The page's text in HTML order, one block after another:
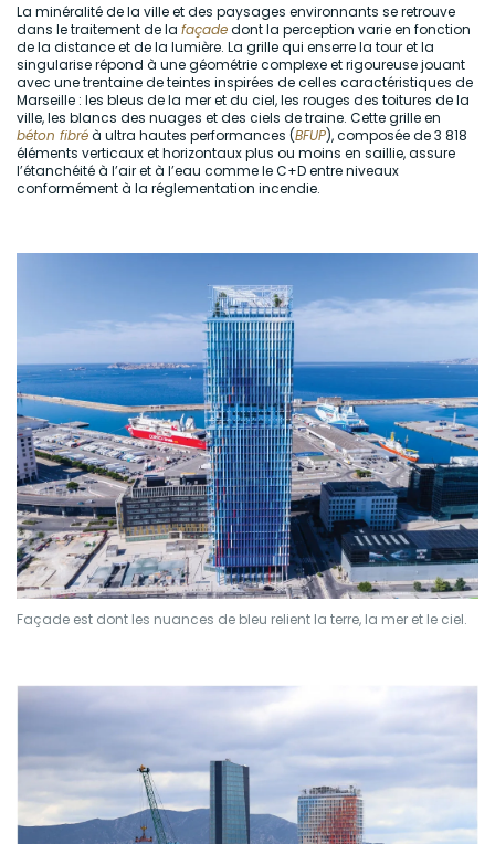
La minéralité de la ville et des paysages environnants se retrouve
dans le traitement de la façadedont la perception varie en fonction
de la distance et de la lumière. La grille qui enserre la tour et la
singularise répond à une géométrie complexe et rigoureuse jouant
avec une trentaine de teintes inspirées de celles caractéristiques de
Marseille : les bleus de la mer et du ciel, les rouges des toitures de la
ville, les blancs des nuages et des ciels de traine. Cette grille en
béton fibréà ultra hautes performances (BFUP), composée de 3 818
éléments verticaux et horizontaux plus ou moins en saillie, assure
l’étanchéité à l’air et à l’eau comme le C+D entre niveaux
conformément à la réglementation incendie.
Façade est dont les nuances de bleu relient la terre, la mer et le ciel.